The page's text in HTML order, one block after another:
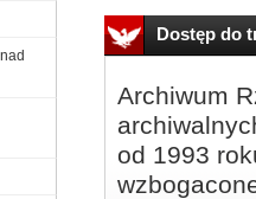
Dostęp do
Archiwum
od 1993